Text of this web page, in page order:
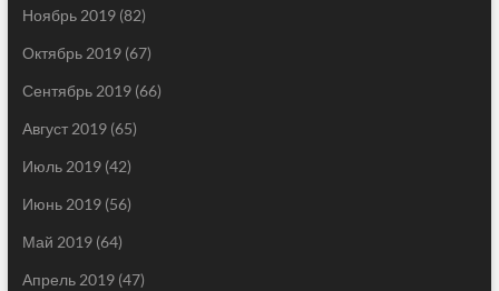
Ноябрь 2019(82)
Октябрь 2019(67)
Сентябрь 2019(66)
Август 2019(65)
Июль 2019(42)
Июнь 2019(56)
Май 2019(64)
Апрель 2019(47)